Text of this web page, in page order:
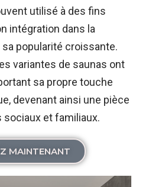
utilisé à des fins
intégration dans la
popularité croissante.
variantes de saunas ont
sa propre touche
devenant ainsi une pièce
et familiaux.
MAINTENANT